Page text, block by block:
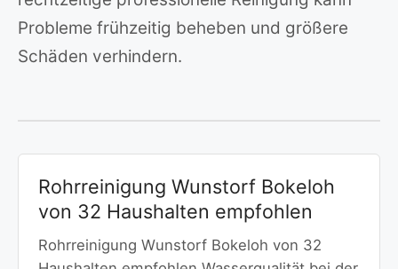
Probleme frühzeitig beheben und größere
Schäden verhindern.
Rohrreinigung Wunstorf Bokeloh
von 32 Haushalten empfohlen
Rohrreinigung Wunstorf Bokeloh von 32